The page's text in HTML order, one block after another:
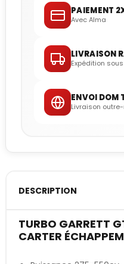
PAIEMENT
Avec Alma
LIVRAISON
Expédition
ENVOI DOM
Livraison
DESCRIPTION
TURBO GARRETT
CARTER